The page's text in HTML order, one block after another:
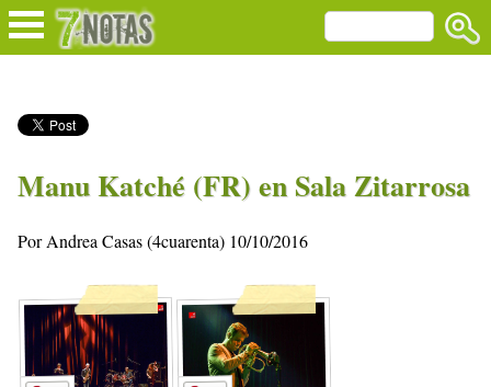
Manu Katché (FR) en Sala Zitarrosa
Por Andrea Casas (4cuarenta) 10/10/2016